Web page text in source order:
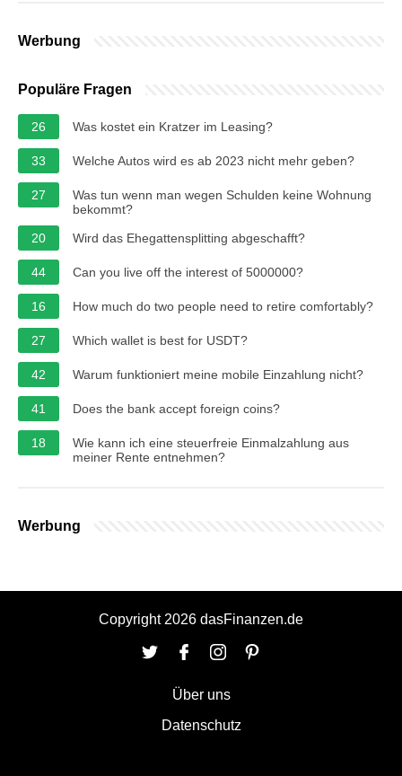
Werbung
Populäre Fragen
26 Was kostet ein Kratzer im Leasing?
33 Welche Autos wird es ab 2023 nicht mehr geben?
27
Was tun wenn man wegen Schulden keine Wohnung
bekommt?
20
Wird das Ehegattensplitting abgeschafft?
44 Can you live off the interest of 5000000?
16 How much do two people need to retire comfortably?
27 Which wallet is best for USDT?
42 Warum funktioniert meine mobile Einzahlung nicht?
41 Does the bank accept foreign coins?
18
Wie kann ich eine steuerfreie Einmalzahlung aus
meiner Rente entnehmen?
Werbung
Copyright 2026 dasFinanzen.de
Über uns
Datenschutz